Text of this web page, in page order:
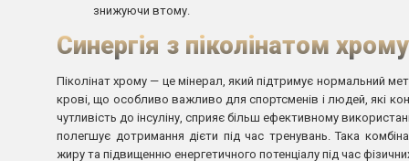
знижуючи втому.
Синергія з піколінатом хрому
Піколінат хрому — це мінерал, який підтримує нормальний
крові, що особливо важливо для спортсменів і людей, які
чутливість до інсуліну, сприяє більш ефективному
полегшує дотримання дієти під час тренувань. Така
жиру та підвищенню енергетичного потенціалу під час